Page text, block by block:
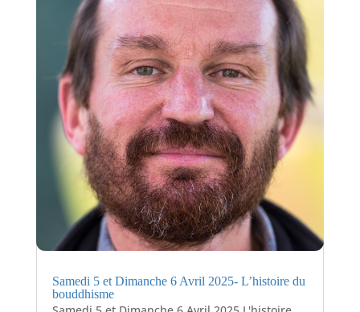
Samedi 5 et Dimanche 6 Avril 2025- L’histoire du
bouddhisme